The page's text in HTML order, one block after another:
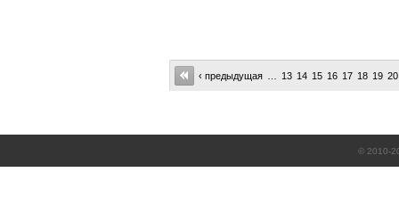
‹ предыдущая 13 14 15 16 17 18 19 20
© 2010-